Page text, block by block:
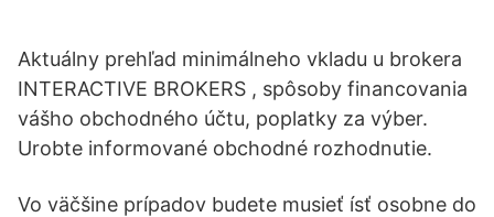
Aktuálny prehľad minimálneho vkladu u brokera
INTERACTIVE BROKERS ️, spôsoby financovania
vášho obchodného účtu, poplatky za výber.
Urobte informované obchodné rozhodnutie.
Vo väčšine prípadov budete musieť ísť osobne do